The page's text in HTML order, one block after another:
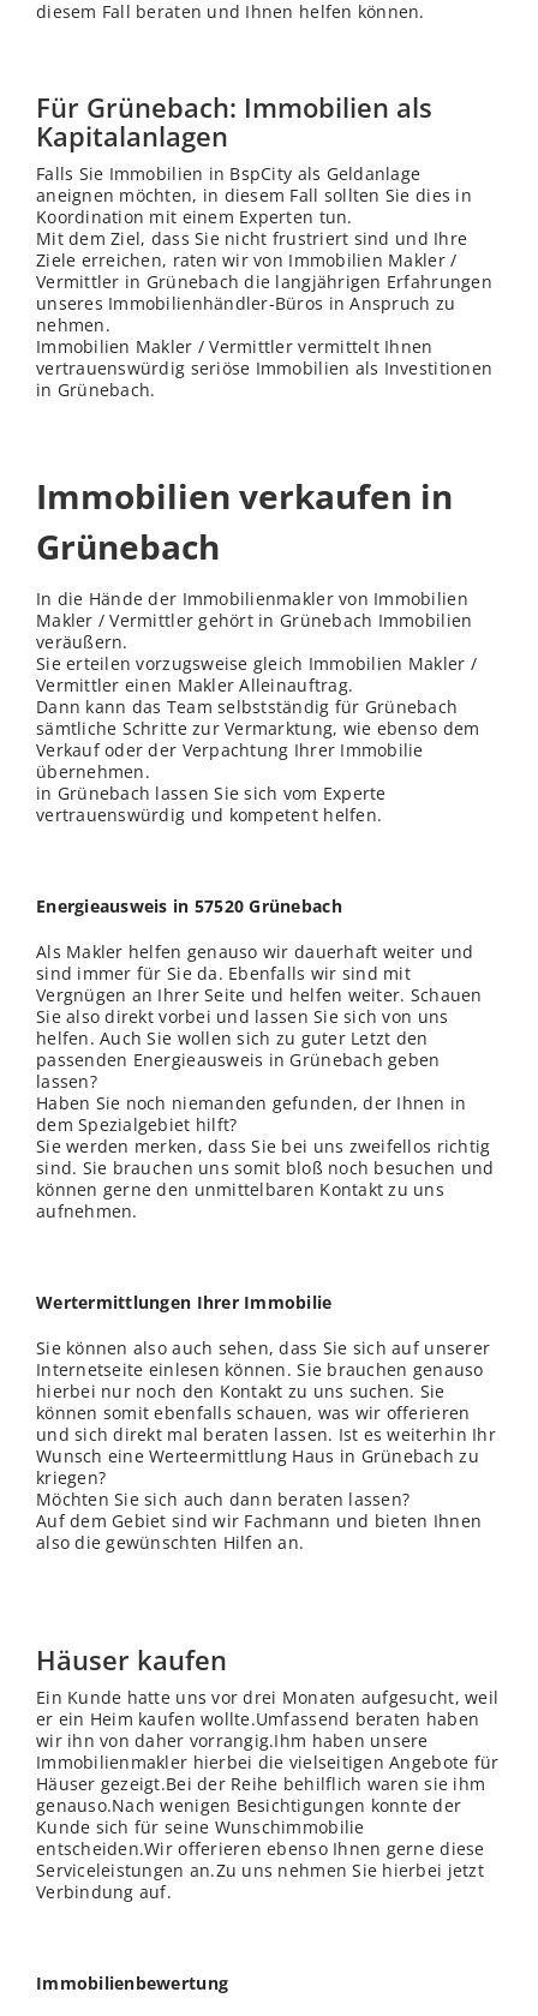
diesem Fall beraten und Ihnen helfen können.
Für Grünebach: Immobilien als
Kapitalanlagen
Falls Sie Immobilien in BspCity als Geldanlage
aneignen möchten, in diesem Fall sollten Sie dies in
Koordination mit einem Experten tun.
Mit dem Ziel, dass Sie nicht frustriert sind und Ihre
Ziele erreichen, raten wir von Immobilien Makler /
Vermittler in Grünebach die langjährigen Erfahrungen
unseres Immobilienhändler-Büros in Anspruch zu
nehmen.
Immobilien Makler / Vermittler vermittelt Ihnen
vertrauenswürdig seriöse Immobilien als Investitionen
in Grünebach.
Immobilien verkaufen in
Grünebach
In die Hände der Immobilienmakler von Immobilien
Makler / Vermittler gehört in Grünebach Immobilien
veräußern.
Sie erteilen vorzugsweise gleich Immobilien Makler /
Vermittler einen Makler Alleinauftrag.
Dann kann das Team selbstständig für Grünebach
sämtliche Schritte zur Vermarktung, wie ebenso dem
Verkauf oder der Verpachtung Ihrer Immobilie
übernehmen.
in Grünebach lassen Sie sich vom Experte
vertrauenswürdig und kompetent helfen.
Energieausweis in 57520 Grünebach
Als Makler helfen genauso wir dauerhaft weiter und
sind immer für Sie da. Ebenfalls wir sind mit
Vergnügen an Ihrer Seite und helfen weiter. Schauen
Sie also direkt vorbei und lassen Sie sich von uns
helfen. Auch Sie wollen sich zu guter Letzt den
passenden Energieausweis in Grünebach geben
lassen?
Haben Sie noch niemanden gefunden, der Ihnen in
dem Spezialgebiet hilft?
Sie werden merken, dass Sie bei uns zweifellos richtig
sind. Sie brauchen uns somit bloß noch besuchen und
können gerne den unmittelbaren Kontakt zu uns
aufnehmen.
Wertermittlungen Ihrer Immobilie
Sie können also auch sehen, dass Sie sich auf unserer
Internetseite einlesen können. Sie brauchen genauso
hierbei nur noch den Kontakt zu uns suchen. Sie
können somit ebenfalls schauen, was wir offerieren
und sich direkt mal beraten lassen. Ist es weiterhin Ihr
Wunsch eine Werteermittlung Haus in Grünebach zu
kriegen?
Möchten Sie sich auch dann beraten lassen?
Auf dem Gebiet sind wir Fachmann und bieten Ihnen
also die gewünschten Hilfen an.
Häuser kaufen
Ein Kunde hatte uns vor drei Monaten aufgesucht, weil
er ein Heim kaufen wollte.Umfassend beraten haben
wir ihn von daher vorrangig.Ihm haben unsere
Immobilienmakler hierbei die vielseitigen Angebote für
Häuser gezeigt.Bei der Reihe behilflich waren sie ihm
genauso.Nach wenigen Besichtigungen konnte der
Kunde sich für seine Wunschimmobilie
entscheiden.Wir offerieren ebenso Ihnen gerne diese
Serviceleistungen an.Zu uns nehmen Sie hierbei jetzt
Verbindung auf.
Immobilienbewertung